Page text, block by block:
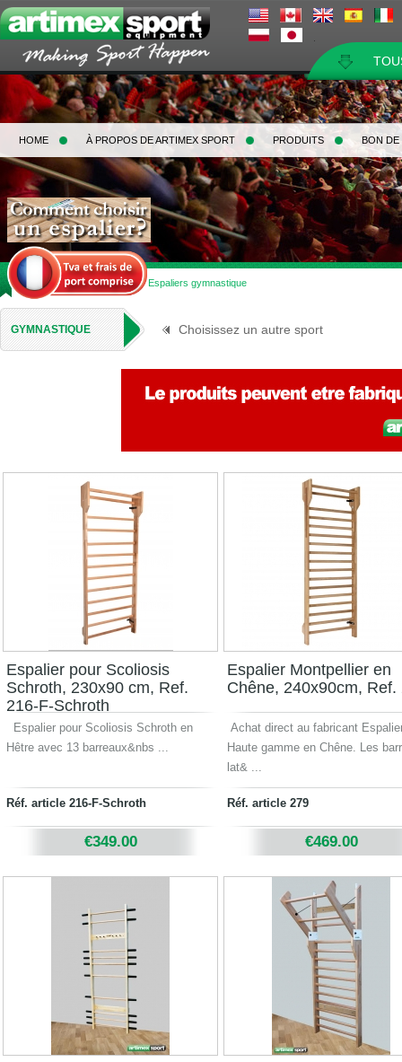
HOME À PROPOS DE ARTIMEX SPORT PRODUITS BON DE
Home > Gymnastique > Espaliers gymnastique
GYMNASTIQUE Choisissez un autre sport
Espalier pour Scoliosis
Schroth, 230x90 cm, Ref.
216-F-Schroth
Espalier pour Scoliosis Schroth en
Hêtre avec 13 barreaux&nbs ...
Réf. article 216-F-Schroth
€349.00
Espalier Montpellier en
Chêne, 240x90cm, Ref.
Achat direct au fabricant
Haute gamme en Chêne. Les
lat& ...
Réf. article 279
€469.00